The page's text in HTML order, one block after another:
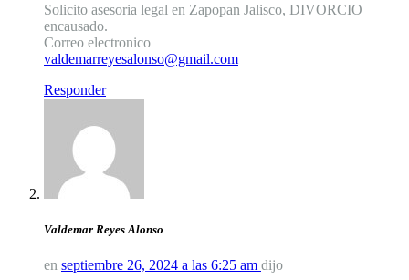
Solicito asesoria legal en Zapopan Jalisco, DIVORCIO
encausado.
Correo electronico
valdemarreyesalonso@gmail.com
Responder
Valdemar Reyes Alonso
en septiembre 26, 2024 a las 6:25 am dijo